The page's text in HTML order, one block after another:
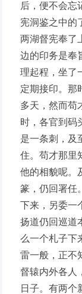
后，便不会忘
宪洞鉴之中的
两湖督宪奉了
边的印务是奉
理起程，坐了
定期接印。那
多天，然而苟
时，各官到码
是一条刺，及
住。苟才那里
他的相貌呢。
篆，仍回署任
下来，另委一
扬道仍回巡道
么一个札子下
雷一般，正不
督辕内外各人
日子。有两个